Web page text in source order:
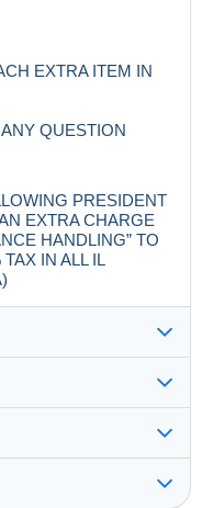
EXTRA ITEM IN
QUESTION
PRESIDENT
EXTRA CHARGE
HANDLING” TO
IN ALL IL